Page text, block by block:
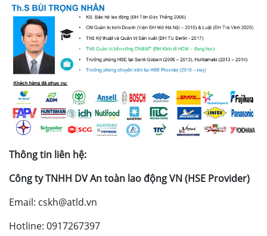
Thông tin liên hệ:
Công ty TNHH DV An toàn lao động VN (HSE Provider)
Email: cskh@atld.vn
Hotline: 0917267397